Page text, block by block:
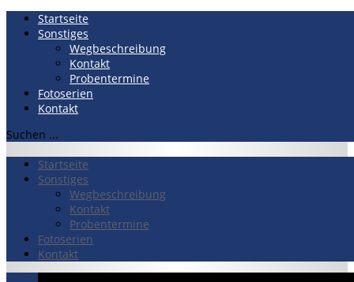
Startseite
Sonstiges
Wegbeschreibung
Kontakt
Probentermine
Fotoserien
Kontakt
Suchen ...
Startseite
Sonstiges
Wegbeschreibung
Kontakt
Probentermine
Fotoserien
Kontakt